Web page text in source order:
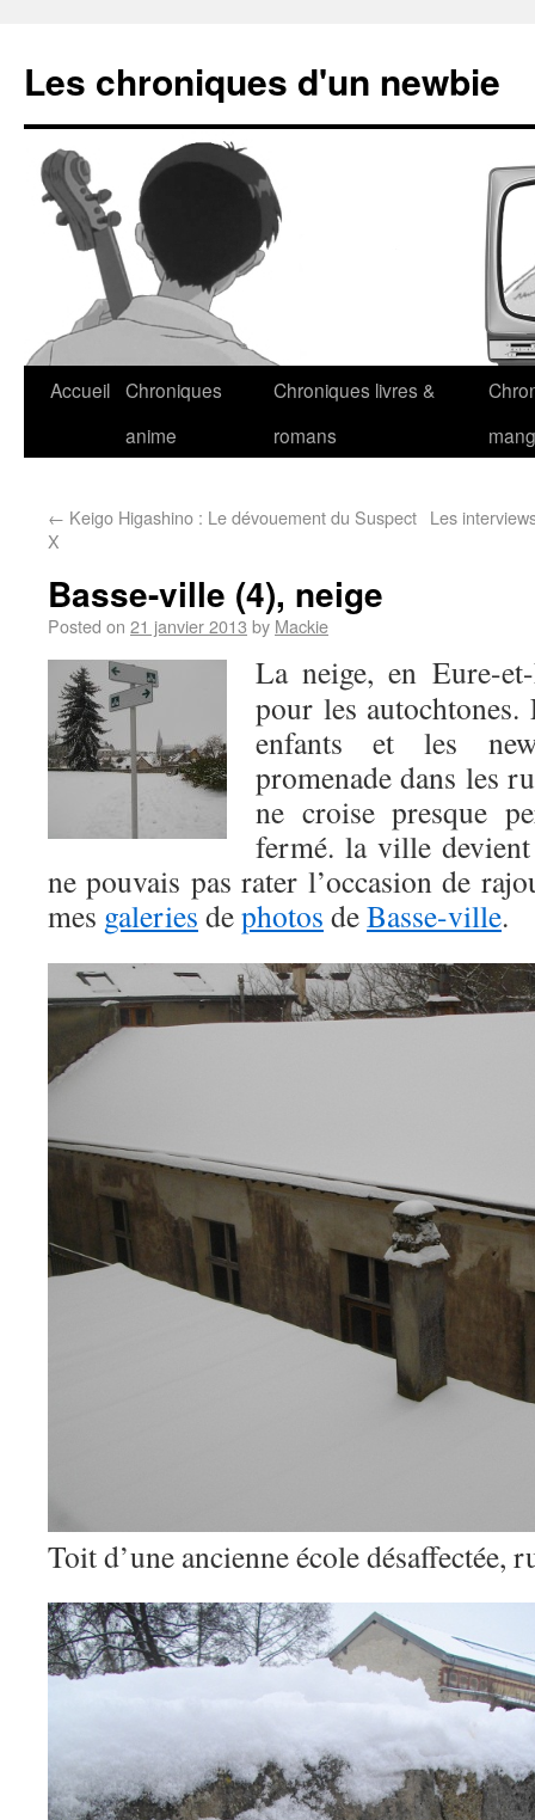
Les chroniques d'un newbie
Accueil Chroniques
anime
Chroniques livres &
romans
← Keigo Higashino : Le dévouement du Suspect
X
Les
Basse-ville (4), neige
Posted on 21 janvier 2013 by Mackie
La neige, en Eure-
pour les
enfants et les
promenade dans les
ne croise presque
fermé. la ville
ne pouvais pas rater l’occasion de
mes galeries dephotos deBasse-ville.
Toit d’une ancienne école désaffectée,